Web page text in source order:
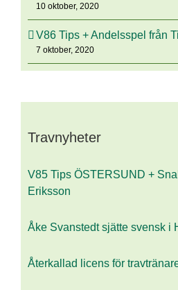
10 oktober, 2020
V86 Tips + Andelsspel från
7 oktober, 2020
Travnyheter
V85 Tips ÖSTERSUND +
Eriksson
Åke Svanstedt sjätte svensk i
Återkallad licens för